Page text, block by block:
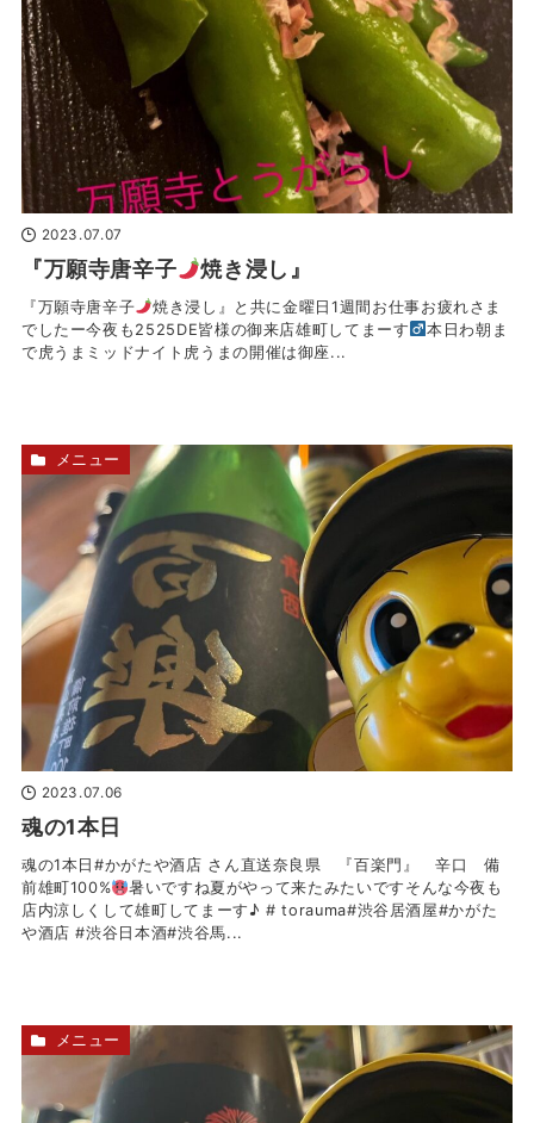
2023.07.07
『万願寺唐辛子 焼き浸し』
『万願寺唐辛子
焼き浸し』と共に金曜日1週間お仕事お疲れさま
でしたー今夜も2525DE皆様の御来店雄町してまーす‍
本日わ朝ま
で虎うまミッドナイト虎うまの開催は御座...
2023.07.06
魂の1本日
魂の1本日#かがたや酒店 さん直送奈良県 『百楽門』 辛口 備
前雄町100%
暑いですね夏がやって来たみたいですそんな今夜も
店内涼しくして雄町してまーす♪ # torauma#渋谷居酒屋#かがた
や酒店 #渋谷日本酒#渋谷馬...
メニュー
メニュー